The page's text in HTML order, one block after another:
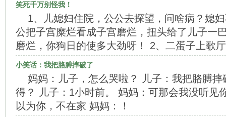
笑死千万别怪我！
1、儿媳妇住院，公公去探望，问啥病？媳
公把子宫糜烂看成子宫磨烂，扭头给了儿子一
磨烂，你狗日的使多大劲呀！ 2、二蛋子上歌
小笑话：我把胳膊摔破了
妈妈：儿子，怎么哭啦？ 儿子：我把胳膊
得？ 儿子：1小时前。 妈妈：可那会我没听见
以为你，不在家 妈妈：！